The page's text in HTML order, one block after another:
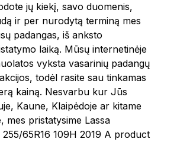
jų kiekį, savo duomenis,
ir per nurodytą terminą mes
padangas, iš anksto
laiką. Mūsų internetinėje
vyksta vasarinių padangų
todėl rasite sau tinkamas
kainą. Nesvarbu kur Jūs
Kaune, Klaipėdoje ar kitame
mes pristatysime Lassa
65R16 109H 2019 A product